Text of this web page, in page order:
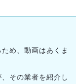
め、動画はあくま
その業者を紹介し